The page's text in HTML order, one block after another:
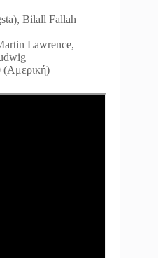
Bilall Fallah
Lawrence,
(Αμερική)